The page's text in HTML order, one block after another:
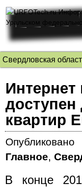
Свердловская
Интернет
квартир
Опубликовано
Главное,
В конце